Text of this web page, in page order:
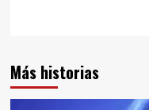
Más historias